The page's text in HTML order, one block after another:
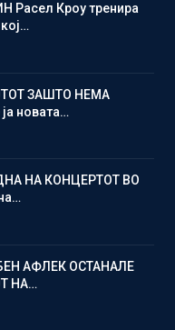
Расел Кроу тренира
ЗАШТО НЕМА
новата…
НА КОНЦЕРТОТ ВО
АФЛЕК ОСТАНАЛЕ
НА…